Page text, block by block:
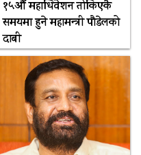
१५औँ महाधिवेशन तोकिएकै
समयमा हुने महामन्त्री पौडेलको
दाबी